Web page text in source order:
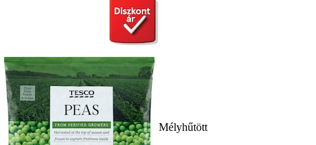
Mélyhűtött